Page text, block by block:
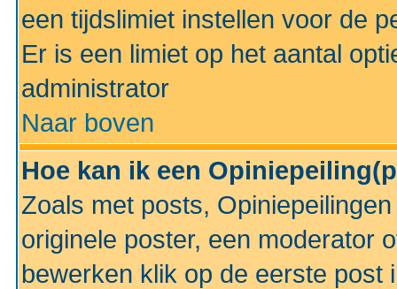
een tijdslimiet instellen voor de
Er is een limiet op het aantal
administrator
Naar boven
Hoe kan ik een
Zoals met posts,
originele poster, een moderator
bewerken klik op de eerste post